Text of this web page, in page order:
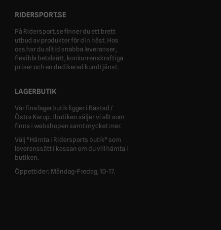
RIDERSPORT.SE
På Ridersport.se finner du ett brett
utbud av produkter för din häst. Hos
oss har du alltid snabba leveranser,
flexibla betalsätt, konkurrenskraftiga
priser och en dedikerad kundtjänst.
LAGERBUTIK
Vår fina lagerbutik ligger i Båstad /
Östra Karup. I butiken säljer vi allt som
finns i webshopen samt mycket mer.
Välj "Hämta i Ridersports butik" som
leveranssätt i kassan om du vill hämta i
butiken.
Öppettider: Måndag-Fredag, 10-17.